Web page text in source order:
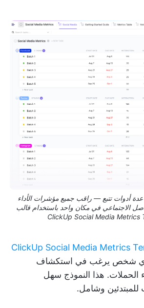
أدوات تتبع — راقب جميع مؤشرات الأداء
الاجتماعي في مكان واحد باستخدام قالب
ClickUp Social Media Metrics
ClickUp Social Media Metrics
لأي شخص يرغب في استكشاف
الحملات. هذا النموذج سهل
للمبتدئين وشامل.